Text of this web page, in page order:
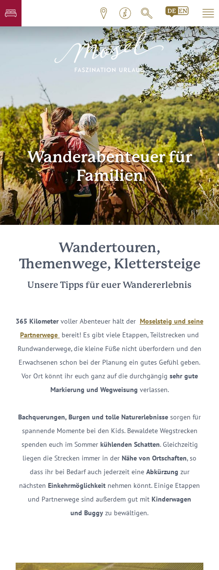
Wanderabenteuer für
Familien
Wandertouren,
Themenwege, Klettersteige
Unsere Tipps für euer Wandererlebnis
365 Kilometer voller Abenteuer hält der Moselsteig und seine
Partnerwege bereit! Es gibt viele Etappen, Teilstrecken und
Rundwanderwege, die kleine Füße nicht überfordern und den
Erwachsenen schon bei der Planung ein gutes Gefühl geben.
Vor Ort könnt ihr euch ganz auf die durchgängig sehr gute
Markierung und Wegweisung verlassen.
Bachquerungen, Burgen und tolle Naturerlebnisse sorgen für
spannende Momente bei den Kids. Bewaldete Wegstrecken
spenden euch im Sommer kühlenden Schatten. Gleichzeitig
liegen die Strecken immer in der Nähe von Ortschaften, so
dass ihr bei Bedarf auch jederzeit eine Abkürzung zur
nächsten Einkehrmöglichkeit nehmen könnt. Einige Etappen
und Partnerwege sind außerdem gut mit Kinderwagen
und Buggy zu bewältigen.